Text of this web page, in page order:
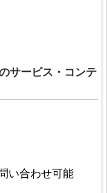
サービス・コンテ
い合わせ可能